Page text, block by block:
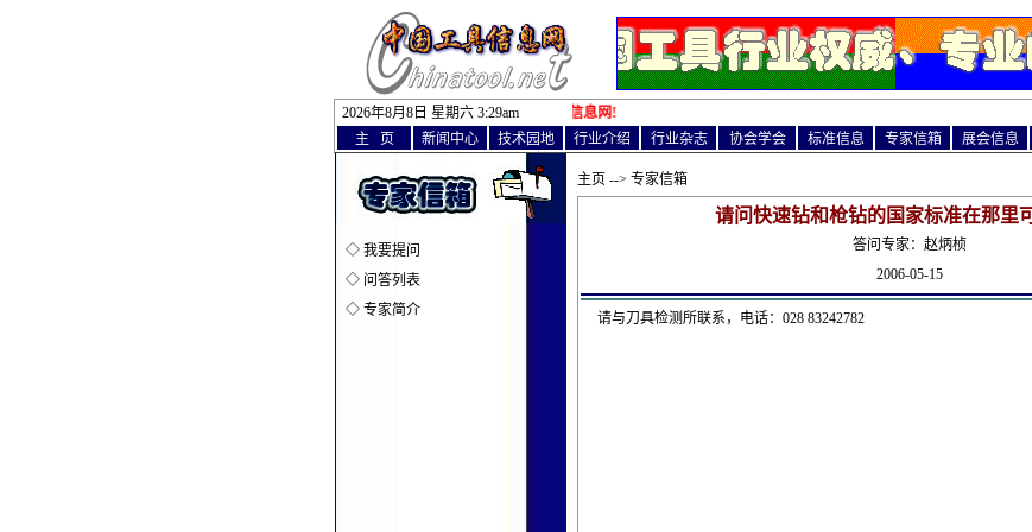
2026年8月8日 星期六 3:29am
欢迎访问中国工具信息网!
主 页
新闻中心 技术园地 行业介绍 行业杂志 协会学会 标准信息 专家信箱 展会信息
◇ 我要提问
◇ 问答列表
◇ 专家简介
主页 --> 专家信箱
请问快速钻和枪钻的国家标准在那里
答问专家：赵炳桢
2006-05-15
请与刀具检测所联系，电话：028 83242782